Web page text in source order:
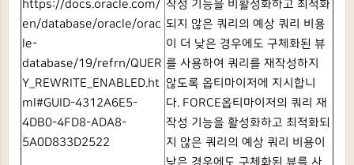
https://docs.oracle.com/
en/database/oracle/orac
le-
database/19/refrn/QUER
Y_REWRITE_ENABLED.ht
ml#GUID-4312A6E5-
4DB0-4FD8-ADA8-
5A0D833D2522
작성 기능을 비활성화하고 최적화
되지 않은 쿼리의 예상 쿼리 비용
이 더 낮은 경우에도 구체화된 뷰
를 사용하여 쿼리를 재작성하지
않도록 옵티마이저에 지시합니
다. FORCE옵티마이저의 쿼리 재
작성 기능을 활성화하고 최적화되
지 않은 쿼리의 예상 쿼리 비용이
낮은 경우에도 구체화된 뷰를 사